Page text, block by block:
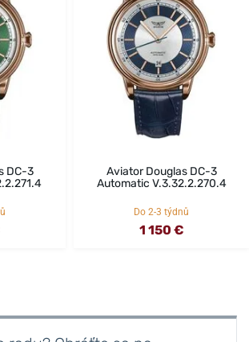
DC-3
Aviator Douglas DC-3
Automatic V.3.32.2.270.4
Do 2-3 týdnů
1 150 €